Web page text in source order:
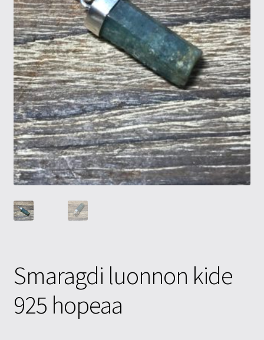
Tietosuojaseloste
Tuotteet
Yritysinfo
Smaragdi luonnon kide
925 hopeaa